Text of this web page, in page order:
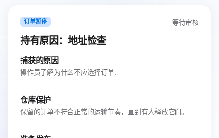
订单暂停 等待审核
持有原因：地址检查
捕获的原因
操作员了解为什么不应选择订单.
仓库保护
保留的订单不符合正常的运输节奏，直到有人释放它们。